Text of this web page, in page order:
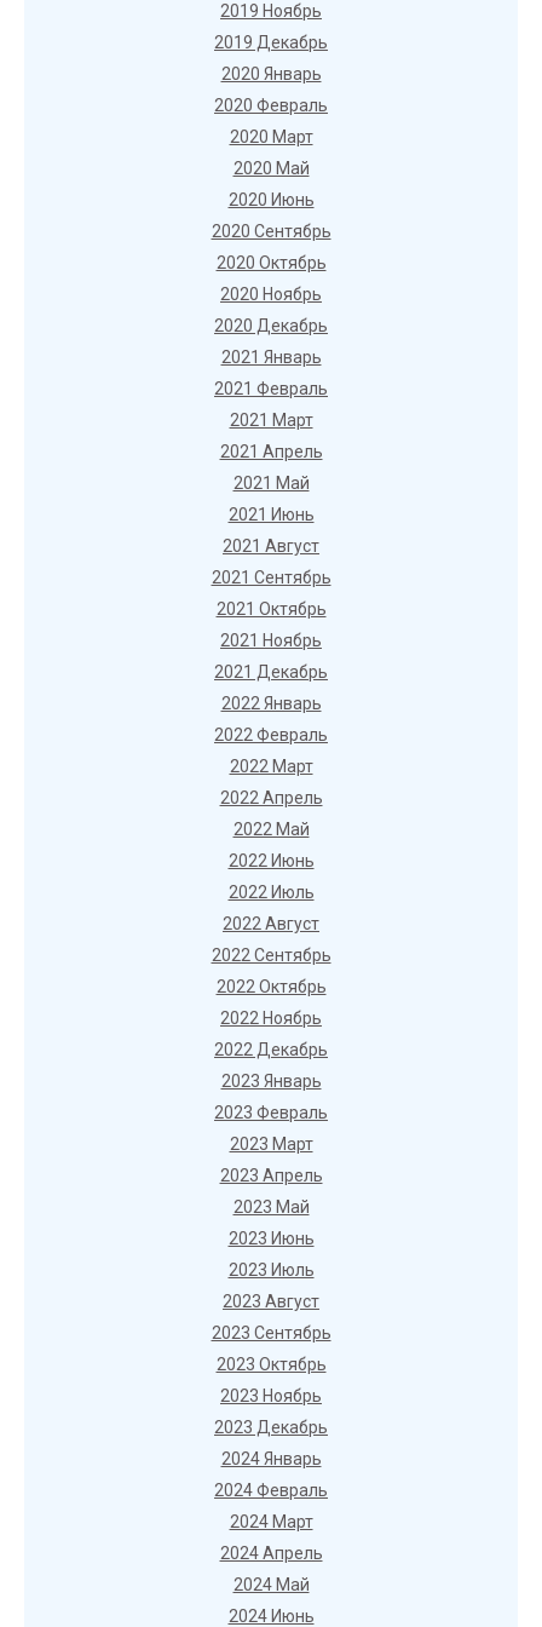
2019 Ноябрь
2019 Декабрь
2020 Январь
2020 Февраль
2020 Март
2020 Май
2020 Июнь
2020 Сентябрь
2020 Октябрь
2020 Ноябрь
2020 Декабрь
2021 Январь
2021 Февраль
2021 Март
2021 Апрель
2021 Май
2021 Июнь
2021 Август
2021 Сентябрь
2021 Октябрь
2021 Ноябрь
2021 Декабрь
2022 Январь
2022 Февраль
2022 Март
2022 Апрель
2022 Май
2022 Июнь
2022 Июль
2022 Август
2022 Сентябрь
2022 Октябрь
2022 Ноябрь
2022 Декабрь
2023 Январь
2023 Февраль
2023 Март
2023 Апрель
2023 Май
2023 Июнь
2023 Июль
2023 Август
2023 Сентябрь
2023 Октябрь
2023 Ноябрь
2023 Декабрь
2024 Январь
2024 Февраль
2024 Март
2024 Апрель
2024 Май
2024 Июнь